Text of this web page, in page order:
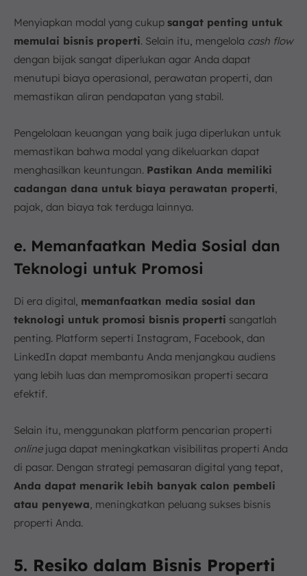
Menyiapkan modal yang cukup sangat penting untuk
memulai bisnis properti. Selain itu, mengelola cash flow
dengan bijak sangat diperlukan agar Anda dapat
menutupi biaya operasional, perawatan properti, dan
memastikan aliran pendapatan yang stabil.
Pengelolaan keuangan yang baik juga diperlukan untuk
memastikan bahwa modal yang dikeluarkan dapat
menghasilkan keuntungan. Pastikan Anda memiliki
cadangan dana untuk biaya perawatan properti
pajak, dan biaya tak terduga lainnya.
e. Memanfaatkan Media Sosial dan
Teknologi untuk Promosi
Di era digital, memanfaatkan media sosial dan
teknologi untuk promosi bisnis properti sangatlah
penting. Platform seperti Instagram, Facebook, dan
LinkedIn dapat membantu Anda menjangkau audiens
yang lebih luas dan mempromosikan properti secara
efektif.
Selain itu, menggunakan platform pencarian properti
onlinejuga dapat meningkatkan visibilitas properti Anda
di pasar. Dengan strategi pemasaran digital yang tepat,
Anda dapat menarik lebih banyak calon pembeli
atau penyewa , meningkatkan peluang sukses bisnis
properti Anda.
5. Resiko dalam Bisnis Properti